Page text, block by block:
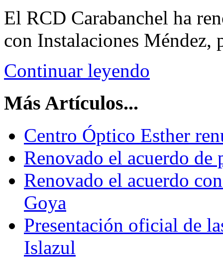
El RCD Carabanchel ha
con Instalaciones Méndez,
Continuar leyendo
Más Artículos...
Centro Óptico Esther
Renovado el acuerdo
Renovado el acuerdo
Goya
Presentación oficial de
Islazul